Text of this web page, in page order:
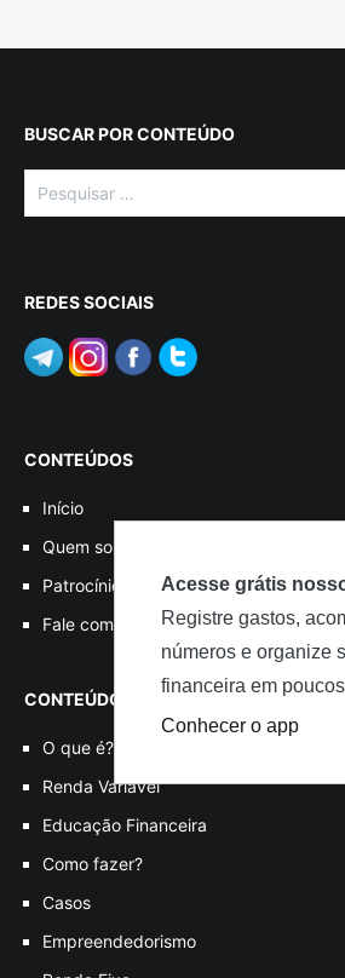
BUSCAR POR CONTEÚDO
Pesquisar
por:
REDES SOCIAIS
CONTEÚDOS
Início
Quem somos
Patrocínio, Parcerias e Divulgações
Fale com o DI
CONTEÚDOS POR TEMA
O que é?
Renda Variável
Educação Financeira
Como fazer?
Casos
Empreendedorismo
Acesse grátis
Registre gastos,
números e organize
financeira em
Conhecer o app